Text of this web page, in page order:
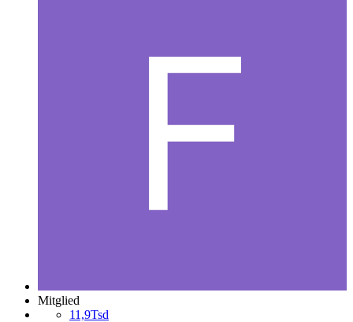
Mitglied
11,9Tsd